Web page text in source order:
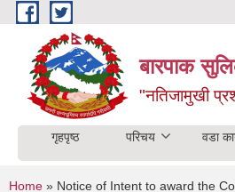
Skip to main content
बारपाक
"नतिजामुखी
गृहपृष्ठ परिचय वडा
Home » Notice of Intent to award the